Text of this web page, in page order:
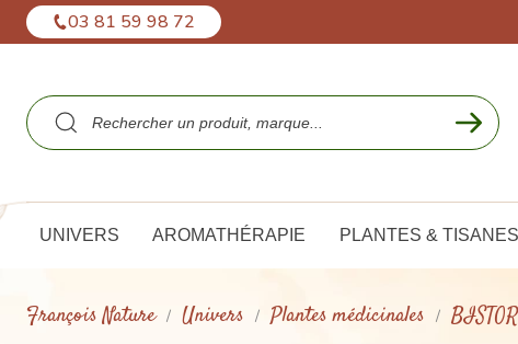
03 81 59 98 72
UNIVERS AROMATHÉRAPIE PLANTES & TISANES
François Nature Univers Plantes médicinales
Panneau de gestion des cookies